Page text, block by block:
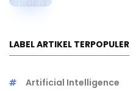
LABEL ARTIKEL TERPOPULER
Artificial Intelligence